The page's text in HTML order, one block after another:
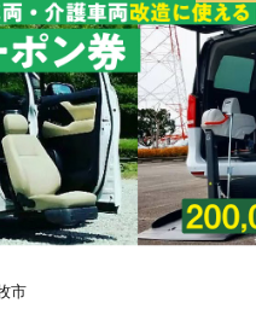
を彩りま
2007年（
島への寄
行われる
島町の夏
周防大島
地（2,000
地を含む
市